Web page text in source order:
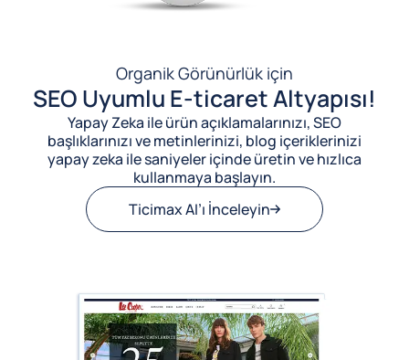
Organik Görünürlük için
SEO Uyumlu E-ticaret Altyapısı!
Yapay Zeka ile ürün açıklamalarınızı, SEO
başlıklarınızı ve metinlerinizi, blog içeriklerinizi
yapay zeka ile saniyeler içinde üretin ve hızlıca
kullanmaya başlayın.
Ticimax AI’ı İnceleyin